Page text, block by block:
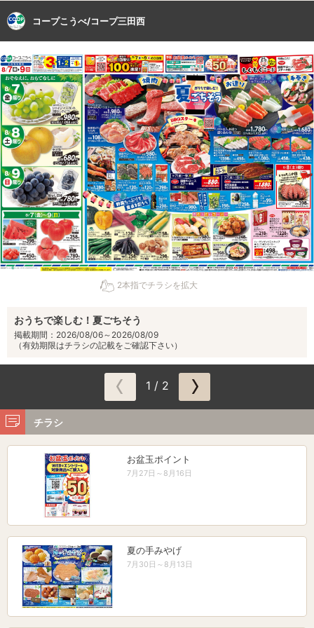
コープこうべ/コープ三田西
2本指でチラシを拡大
おうちで楽しむ！夏ごちそう
掲載期間：2026/08/06～2026/08/09
（有効期限はチラシの記載をご確認下さい）
1 / 2
チラシ
お盆玉ポイント
7月27日～8月16日
夏の手みやげ
7月30日～8月13日